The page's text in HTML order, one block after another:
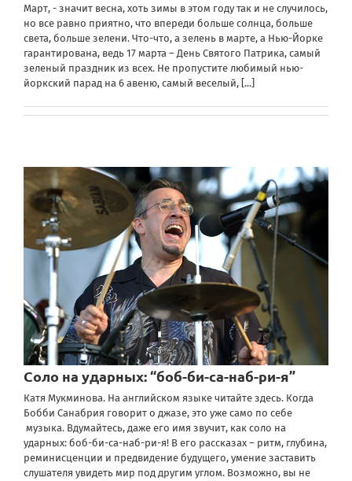
Март, - значит весна, хоть зимы в этом году так и не случилось,
но все равно приятно, что впереди больше солнца, больше
света, больше зелени. Что-что, а зелень в марте, а Нью-Йорке
гарантирована, ведь 17 марта – День Святого Патрика, самый
зеленый праздник из всех. Не пропустите любимый нью-
йоркский парад на 6 авеню, самый веселый, [...]
Соло на ударных: “боб-би-са-наб-ри-я”
Катя Мукминова. На английском языке читайте здесь. Когда
Бобби Санабрия говорит о джазе, это уже само по себе
музыка. Вдумайтесь, даже его имя звучит, как соло на
ударных: боб-би-са-наб-ри-я! В его рассказах – ритм, глубина,
реминисценции и предвидение будущего, умение заставить
слушателя увидеть мир под другим углом. Возможно, вы не